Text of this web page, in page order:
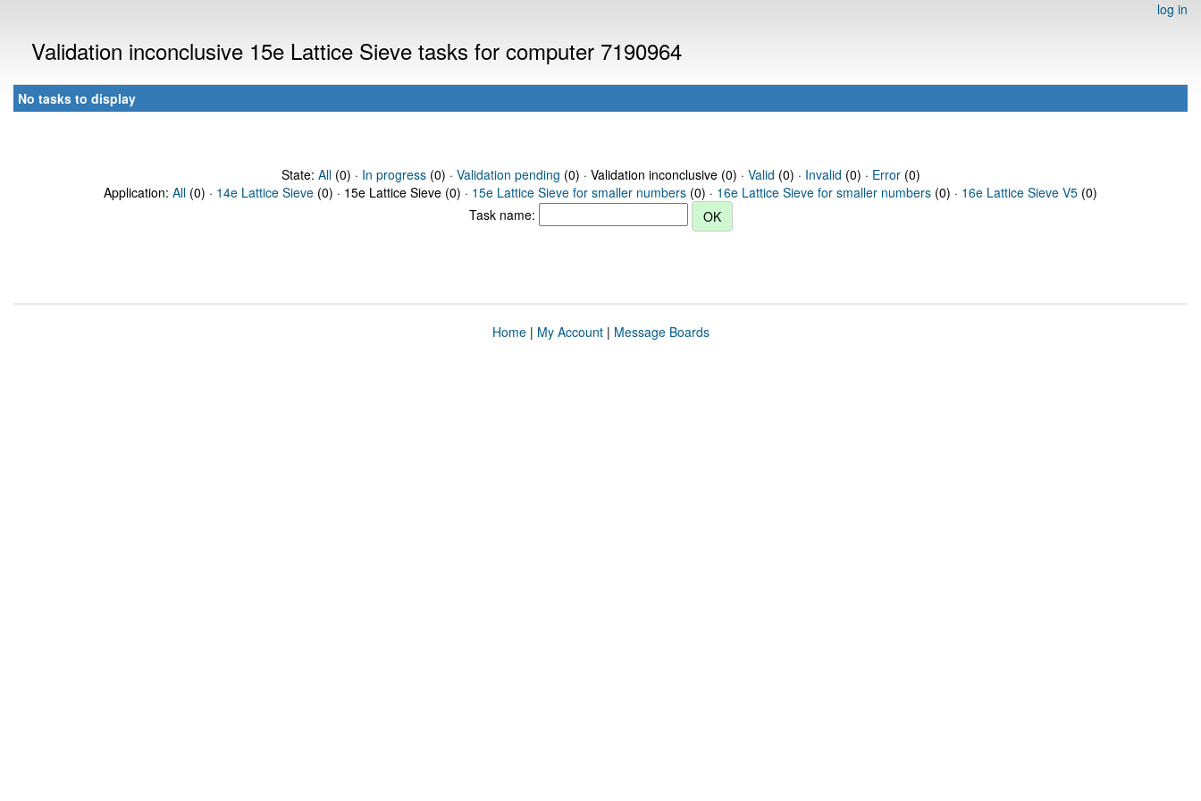
log in
Validation inconclusive 15e Lattice Sieve tasks for computer 7190964
No tasks to display
State: All(0) · In progress(0) · Validation pending (0) · Validation inconclusive (0) · Valid (0) · Invalid (0) · Error(0)
Application: All (0) · 14e Lattice Sieve (0) · 15e Lattice Sieve (0) · 15e Lattice Sieve for smaller numbers (0) · 16e Lattice Sieve for smaller numbers (0) · 16e Lattice Sieve V5 (0)
Task name:
Home| My Account| Message Boards